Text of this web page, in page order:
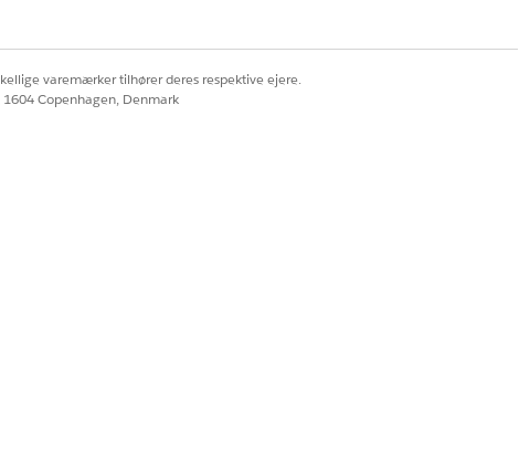
varemærker tilhører deres respektive ejere.
Copenhagen, Denmark